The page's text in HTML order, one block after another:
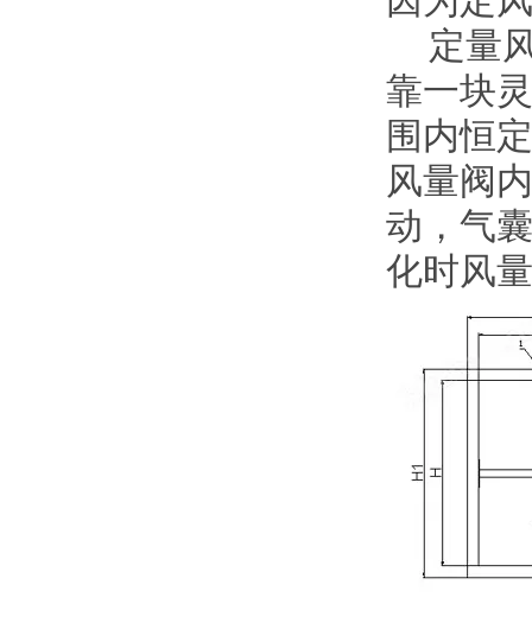
定量风
靠一块
围内恒
风量阀
动，气
化时风